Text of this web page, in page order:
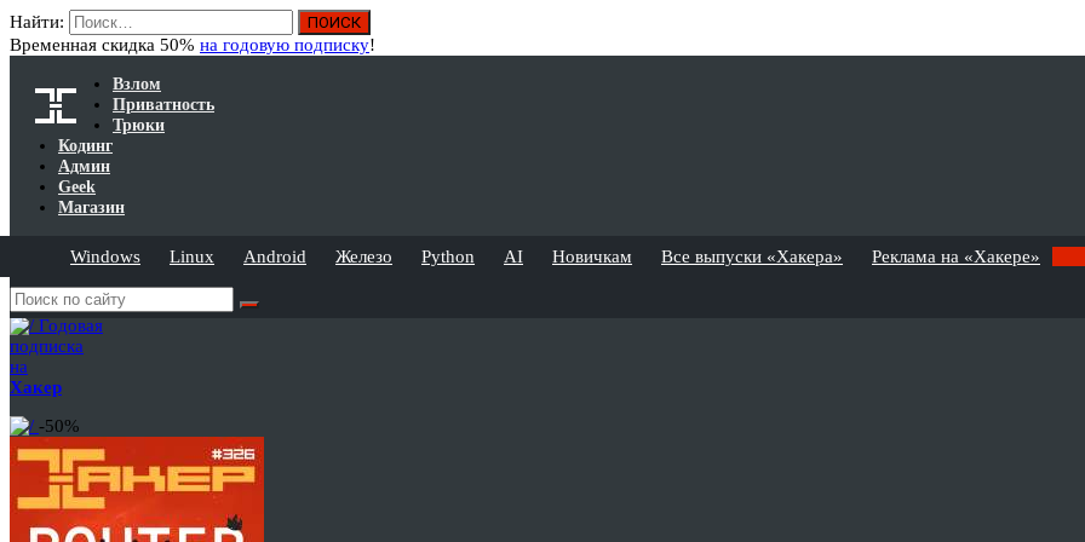
Найти:
Временная скидка 50% на годовую подписку!
Взлом
Приватность
Трюки
Кодинг
Админ
Geek
Магазин
Windows Linux Android Железо Python AI Новичкам Все выпуски «Хакера» Реклама на «Хакере»
Годовая
подписка
на
Хакер
-50%